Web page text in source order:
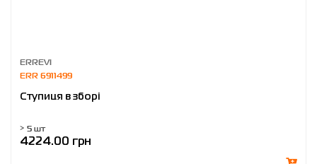
ERREVI
ERR 6911499
Ступиця в зборі
> 5 шт
4224.00 грн